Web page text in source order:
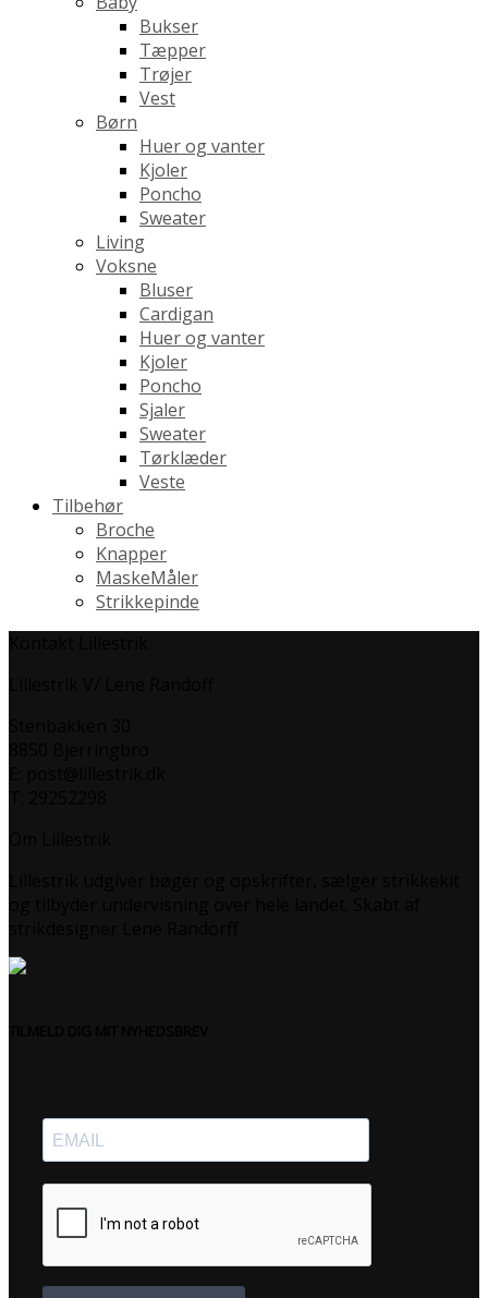
Bukser
Tæpper
Trøjer
Vest
Børn
Huer og vanter
Kjoler
Poncho
Sweater
Living
Voksne
Bluser
Cardigan
Huer og vanter
Kjoler
Poncho
Sjaler
Sweater
Tørklæder
Veste
Tilbehør
Broche
Knapper
MaskeMåler
Strikkepinde